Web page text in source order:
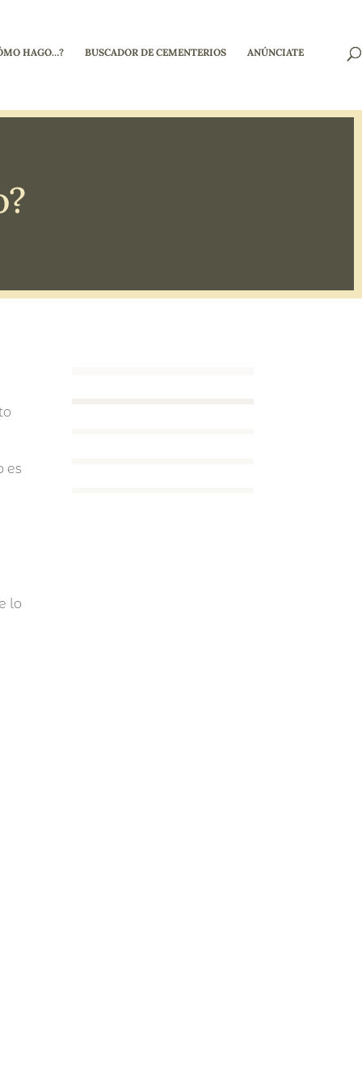
HAGO…? BUSCADOR DE CEMENTERIOS ANÚNCIATE
es
lo